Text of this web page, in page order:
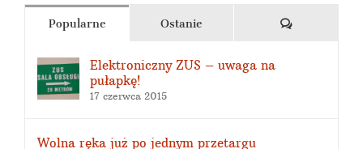
Popularne Ostanie Komentarze
Elektroniczny ZUS – uwaga na
pułapkę!
17 czerwca 2015
Wolna ręka już po jednym przetargu